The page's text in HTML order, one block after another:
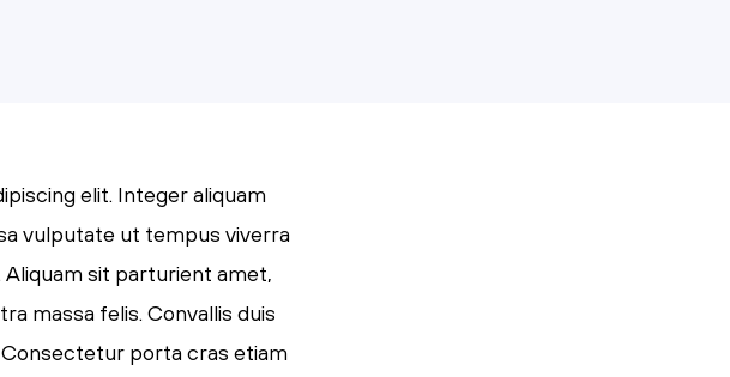
elit. Integer aliquam
vulputate ut tempus viverra
Aliquam sit parturient amet,
massa felis. Convallis duis
porta cras etiam